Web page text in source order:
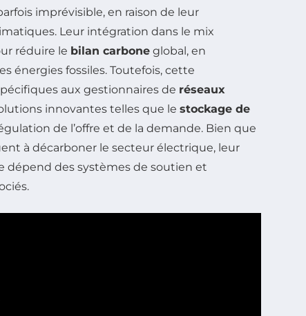
imprévisible, en raison de leur
Leur intégration dans le mix
réduire le bilan carbone global, en
énergies fossiles. Toutefois, cette
aux gestionnaires de réseaux
innovantes telles que le stockage de
de l’offre et de la demande. Bien que
à décarboner le secteur électrique, leur
dépend des systèmes de soutien et